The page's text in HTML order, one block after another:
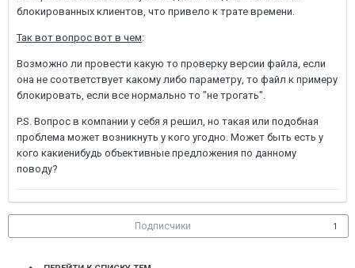
блокированных клиентов, что привело к трате времени.
Так вот вопрос вот в чем:
Возможно ли провести какую то проверку версии файла, если
она не соответствует какому либо параметру, то файл к примеру
блокировать, если все нормально то "не трогать".
P.S. Вопрос в компании у себя я решил, но такая или подобная
проблема может возникнуть у кого угодно. Может быть есть у
кого какиенибудь объективные предложения по данному
поводу?
Подписчики 1